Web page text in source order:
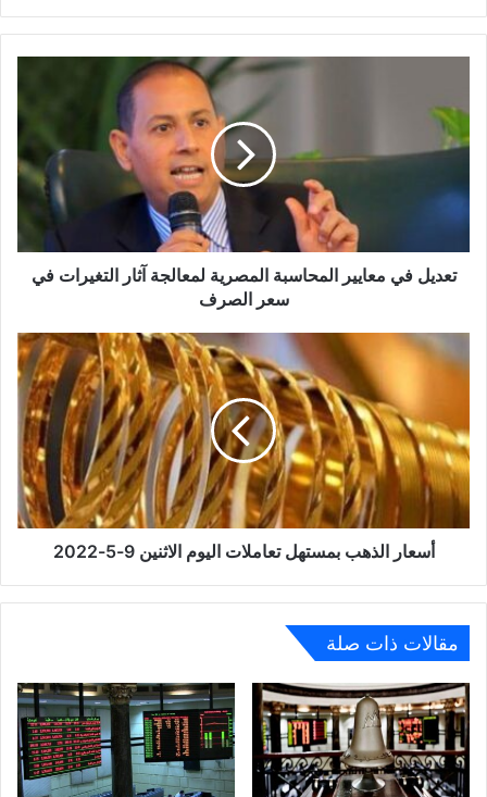
معايير
المحاسبة
المصرية
التغيرات
في
سعر
تعديل في معايير المحاسبة المصرية لمعالجة آثار التغيرات في
سعر الصرف
الذهب
اليوم
الاثنين
9-
5-
2022
أسعار الذهب بمستهل تعاملات اليوم الاثنين 9-5-2022
مقالات ذات صلة